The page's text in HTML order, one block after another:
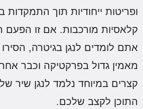
ייחודיות תוך התמקדות
מורכבות.אם זו הפעם
לומדים לנגן בגיטרה, הסירו
גדול בפרקטיקה וכבר
במיוחד נלמד לנגן שיר
לקצב שלכם.